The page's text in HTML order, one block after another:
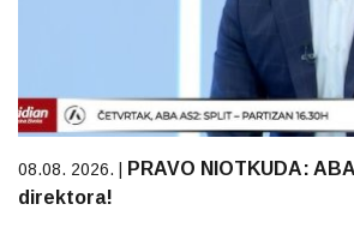
08.08. 2026. |
PRAVO NIOTKUDA:
direktora!